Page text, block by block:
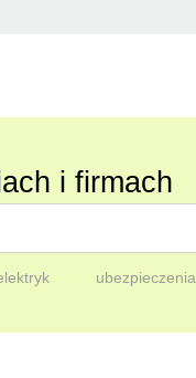
i firmach
ubezpieczenia